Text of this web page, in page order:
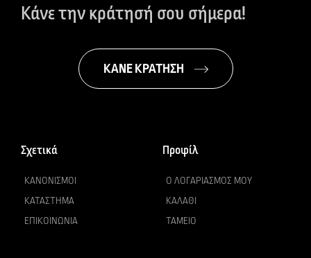
Κάνε την κράτησή σου σήμερα!
ΚΑΝΕ ΚΡΑΤΗΣΗ
Σχετικά
ΚΑΝΟΝΙΣΜΟΊ
ΚΑΤΆΣΤΗΜΑ
ΕΠΙΚΟΙΝΩΝΊΑ
Προφίλ
Ο ΛΟΓΑΡΙΑΣΜΌΣ ΜΟΥ
ΚΑΛΆΘΙ
ΤΑΜΕΊΟ